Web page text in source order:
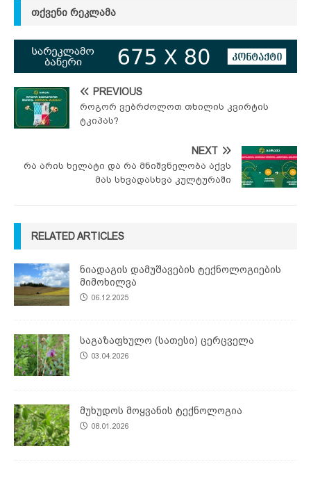
ᲗᲥᲕᲔᲜᲘ ᲠᲔᲙᲚᲐᲛᲐ
PREVIOUS
როგორ ვებრძოლოთ თხილის კვირტის
ტკიპას?
NEXT
რა არის ხელატი და რა მნიშვნელობა აქვს
მას სხვადასხვა კულტურაში
RELATED ARTICLES
ნიადაგის დამუშავების ტექნოლოგიების
მიმოხილვა
06.12.2025
საგაზაფხულო (სათესი) ცერცველა
03.04.2026
მუხუდოს მოყვანის ტექნოლოგია
08.01.2026